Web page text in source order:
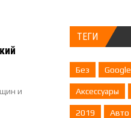
и
ТЕГИ
Без Google
Аксессуары
2019 Авто